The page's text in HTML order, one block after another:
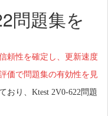
問題集を
頼性を確定し、更新速度
価で問題集の有効性を見
おり、Ktest 2V0-622問題